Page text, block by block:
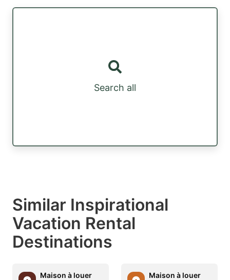
Search all
Similar Inspirational
Vacation Rental
Destinations
Maison à louer
Maison à louer